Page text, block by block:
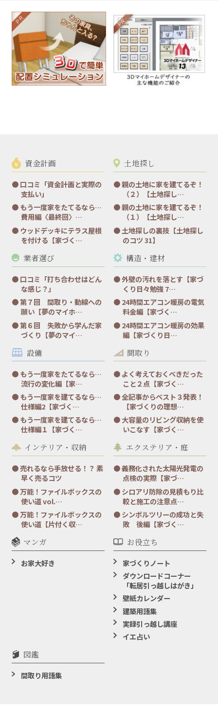
資金計画
口コミ「資金計画と実際の
支払い」
もう一度家をたてるなら…
費用編〈最終回〉…
ウッドデッキにテラス屋根
を付ける【家づく…
土地探し
親の土地に家を建てるぞ！
（２）【土地探し…
親の土地に家を建てるぞ！
（１）【土地探し…
土地探しの裏技【土地探し
のコツ 31】
業者選び
口コミ「打ち合わせはどん
な感じ？」
第７回 間取り・動線への
願い【夢のマイホ…
第６回 失敗から学んだ家
づくり【夢のマイ…
構造・建材
外壁の汚れを落とす【家づ
くり日々勉強 7…
24時間エアコン暖房の電気
料金編【家づく…
24時間エアコン暖房の効果
編【家づくり日…
設備
もう一度家をたてるなら…
流行の変化編【家…
もう一度家を建てるなら…
仕様編2【家づく…
もう一度家を建てるなら…
仕様編１【家づく…
間取り
よく考えておくべきだった
こと２点【家づく…
全記事からベスト３発表！
【家づくりの理想…
大容量のリビング収納を使
いこなす【家づく…
インテリア・収納
売れるなら手放せる！？ 素
早く売るコツ
万能！ファイルボックスの
使い道 vol.…
万能！ファイルボックスの
使い道【片付く収…
エクステリア・庭
義務化された太陽光発電の
点検の実際【家づ…
シロアリ防除の見積もり比
較と施工の注意点…
シンボルツリーの成功と失
敗 後編【家づく…
マンガ
お家大好き
お役立ち
家づくりノート
ダウンロードコーナー
「転居引っ越しはがき」
壁紙カレンダー
建築用語集
実録引っ越し講座
イエ占い
図鑑
間取り用語集